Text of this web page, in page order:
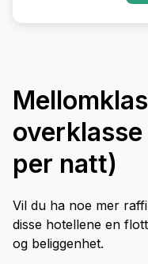
per natt)
Vil du ha noe mer
disse hotellene en
og beliggenhet.